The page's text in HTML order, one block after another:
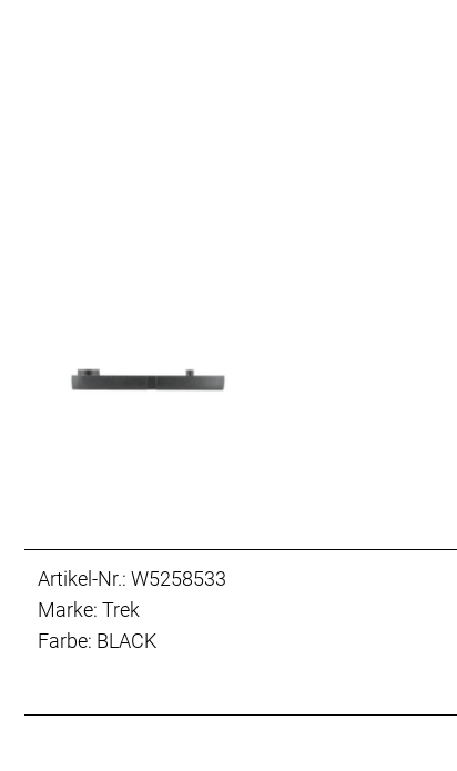
Artikel-Nr.: W5258533
Marke: Trek
Farbe: BLACK